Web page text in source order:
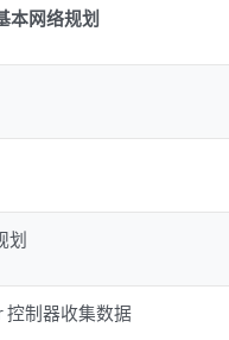
本网络规划
划
控制器收集数据